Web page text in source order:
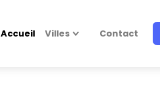
Accueil Villes Contact